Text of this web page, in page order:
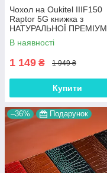
Чохол на Oukitel IIIF150
Raptor 5G книжка з
НАТУРАЛЬНОЇ ПРЕМІУМ
ШКІРИ із підставкою
протиударний магнітний
В наявності
1 149 ₴ 1 949 ₴
Купити
–36% Подарунок